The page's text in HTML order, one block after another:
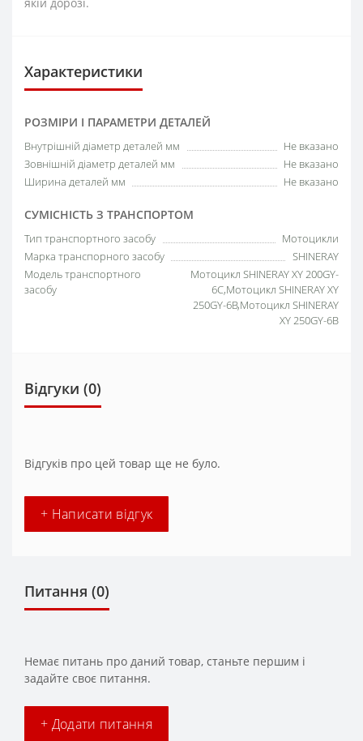
Характеристики
РОЗМІРИ І ПАРАМЕТРИ ДЕТАЛЕЙ
Внутрішній діаметр деталей мм
Не вказано
Зовнішній діаметр деталей мм
Не вказано
Ширина деталей мм
Не вказано
СУМІСНІСТЬ З ТРАНСПОРТОМ
Тип транспортного засобу
Мотоцикли
Марка транспорного засобу
SHINERAY
Модель транспортного
засобу
Мотоцикл SHINERAY XY 200GY-
6C,Мотоцикл SHINERAY XY
250GY-6B,Мотоцикл SHINERAY
XY 250GY-6B
Відгуки (0)
Відгуків про цей товар ще не було.
+ Написати відгук
Питання (0)
Немає питань про даний товар, станьте першим і
задайте своє питання.
+ Додати питання